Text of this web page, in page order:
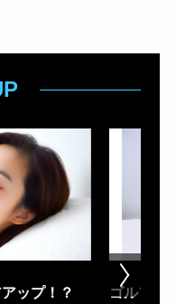
アップ！？
ゴルフ場